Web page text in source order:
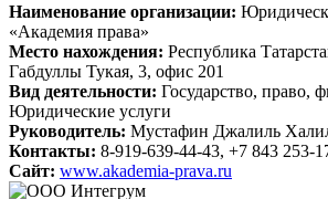
Наименование организации:
«Академия права»
Место нахождения: Республика
Габдуллы Тукая, 3, офис 201
Вид деятельности: Государство, право,
Юридические услуги
Руководитель: Мустафин Джалиль
Контакты: 8-919-639-44-43, +7 843 253-
Сайт: www.akademia-prava.ru